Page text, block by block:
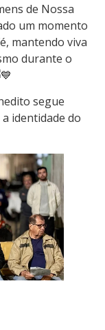
de Nossa
um momento
mantendo viva
durante o
segue
identidade do